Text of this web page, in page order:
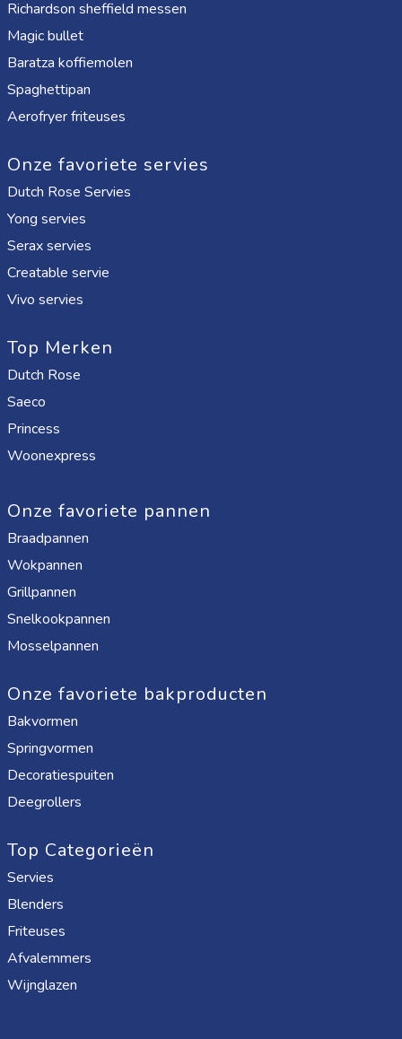
Richardson sheffield messen
Magic bullet
Baratza koffiemolen
Spaghettipan
Aerofryer friteuses
Onze favoriete servies
Dutch Rose Servies
Yong servies
Serax servies
Creatable servie
Vivo servies
Top Merken
Dutch Rose
Saeco
Princess
Woonexpress
Onze favoriete pannen
Braadpannen
Wokpannen
Grillpannen
Snelkookpannen
Mosselpannen
Onze favoriete bakproducten
Bakvormen
Springvormen
Decoratiespuiten
Deegrollers
Top Categorieën
Servies
Blenders
Friteuses
Afvalemmers
Wijnglazen